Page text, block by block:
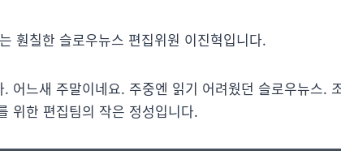
훤칠한 슬로우뉴스 편집위원 이진혁입니다.
어느새 주말이네요. 주중엔 읽기 어려웠던 슬로우뉴스.
위한 편집팀의 작은 정성입니다.